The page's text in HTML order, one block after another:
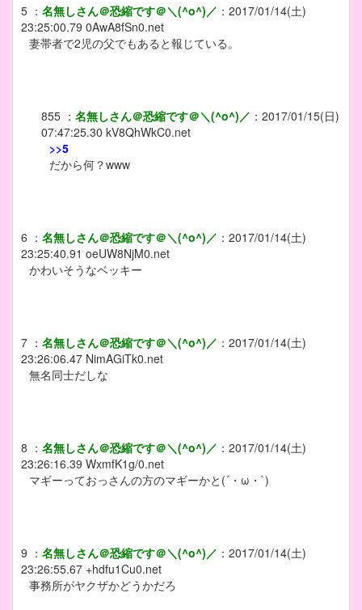
5 ： 名無しさん＠恐縮です＠＼(^o^)／ ： 2017/01/14(土)
23:25:00.79 0AwA8fSn0.net
妻帯者で2児の父でもあると報じている。
855 ： 名無しさん＠恐縮です＠＼(^o^)／ ： 2017/01/15(日)
07:47:25.30 kV8QhWkC0.net
>>5
だから何？www
6 ： 名無しさん＠恐縮です＠＼(^o^)／ ： 2017/01/14(土)
23:25:40.91 oeUW8NjM0.net
かわいそうなベッキー
7 ： 名無しさん＠恐縮です＠＼(^o^)／ ： 2017/01/14(土)
23:26:06.47 NimAGiTk0.net
無名同士だしな
8 ： 名無しさん＠恐縮です＠＼(^o^)／ ： 2017/01/14(土)
23:26:16.39 WxmfK1g/0.net
マギーっておっさんの方のマギーかと(´・ω・`)
9 ： 名無しさん＠恐縮です＠＼(^o^)／ ： 2017/01/14(土)
23:26:55.67 +hdfu1Cu0.net
事務所がヤクザかどうかだろ